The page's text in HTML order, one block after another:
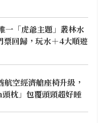
一「虎爺主題」叢林水
回歸，玩水＋4大順遊
空經濟艙座椅升級，
枕」包覆頭頸超好睡